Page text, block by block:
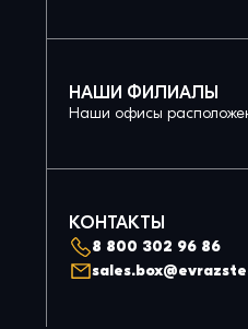
НАШИ ФИЛИАЛЫ
Наши офисы
КОНТАКТЫ
8 800 302 96 86